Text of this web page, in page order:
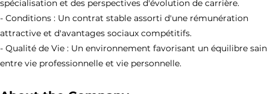
spécialisation et des perspectives d'évolution de carrière.
- Conditions : Un contrat stable assorti d'une rémunération
attractive et d'avantages sociaux compétitifs.
- Qualité de Vie : Un environnement favorisant un équilibre sain
entre vie professionnelle et vie personnelle.